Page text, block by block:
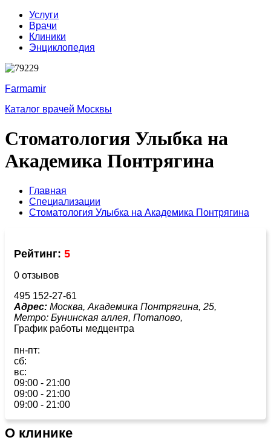
Услуги
Врачи
Клиники
Энциклопедия
Farmamir
Каталог врачей Москвы
Стоматология Улыбка на
Академика Понтрягина
Главная
Специализации
Стоматология Улыбка на Академика Понтрягина
Рейтинг: 5
0 отзывов
495 152-27-61
Адрес: Москва, Академика Понтрягина, 25,
Метро: Бунинская аллея, Потапово,
График работы медцентра
пн-пт:
сб:
вс:
09:00 - 21:00
09:00 - 21:00
09:00 - 21:00
О клинике